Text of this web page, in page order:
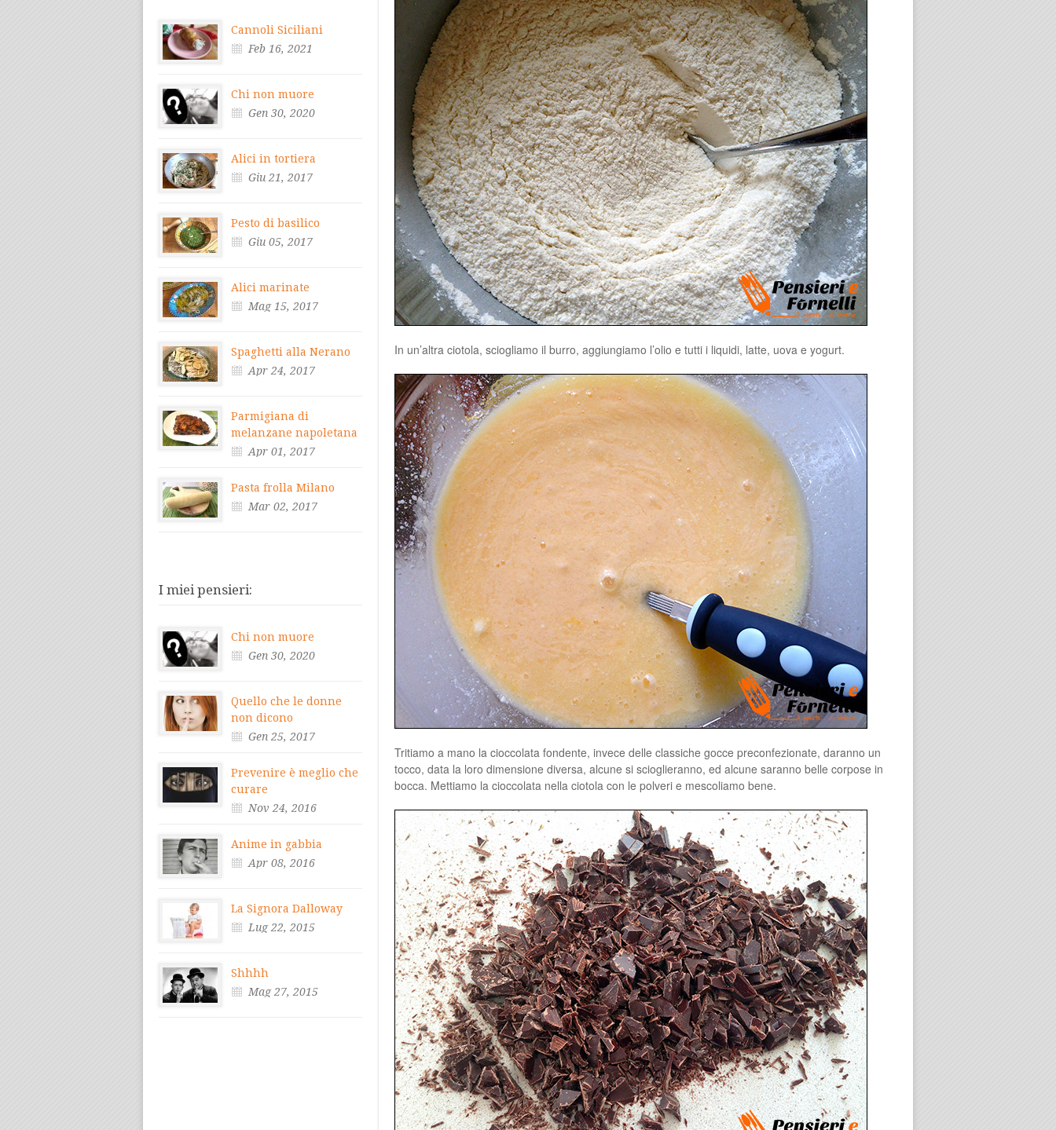
In un’altra ciotola, sciogliamo il burro, aggiungiamo l’olio e tutti i liquidi, latte, uova e yogurt.
Tritiamo a mano la cioccolata fondente, invece delle classiche gocce preconfezionate, daranno un
tocco, data la loro dimensione diversa, alcune si scioglieranno, ed alcune saranno belle corpose in
bocca. Mettiamo la cioccolata nella ciotola con le polveri e mescoliamo bene.
Cannoli Siciliani
Feb 16, 2021
Chi non muore
Gen 30, 2020
Alici in tortiera
Giu 21, 2017
Pesto di basilico
Giu 05, 2017
Alici marinate
Mag 15, 2017
Spaghetti alla Nerano
Apr 24, 2017
Parmigiana di
melanzane napoletana
Apr 01, 2017
Pasta frolla Milano
Mar 02, 2017
I miei pensieri:
Chi non muore
Gen 30, 2020
Quello che le donne
non dicono
Gen 25, 2017
Prevenire è meglio che
curare
Nov 24, 2016
Anime in gabbia
Apr 08, 2016
La Signora Dalloway
Lug 22, 2015
Shhhh
Mag 27, 2015